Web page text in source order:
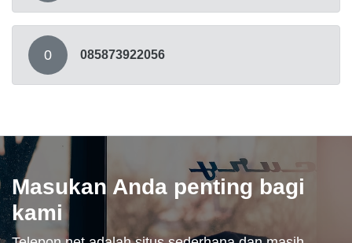
0 085873922056
Masukan Anda penting bagi
kami